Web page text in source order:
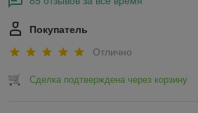
Покупатель
Отлично
Сделка подтверждена через корзину